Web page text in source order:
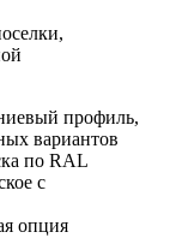
профиль,
вариантов
по RAL
с
опция